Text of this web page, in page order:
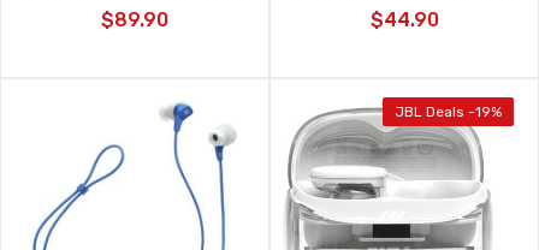
$89.90 $44.90
JBL Deals -19%